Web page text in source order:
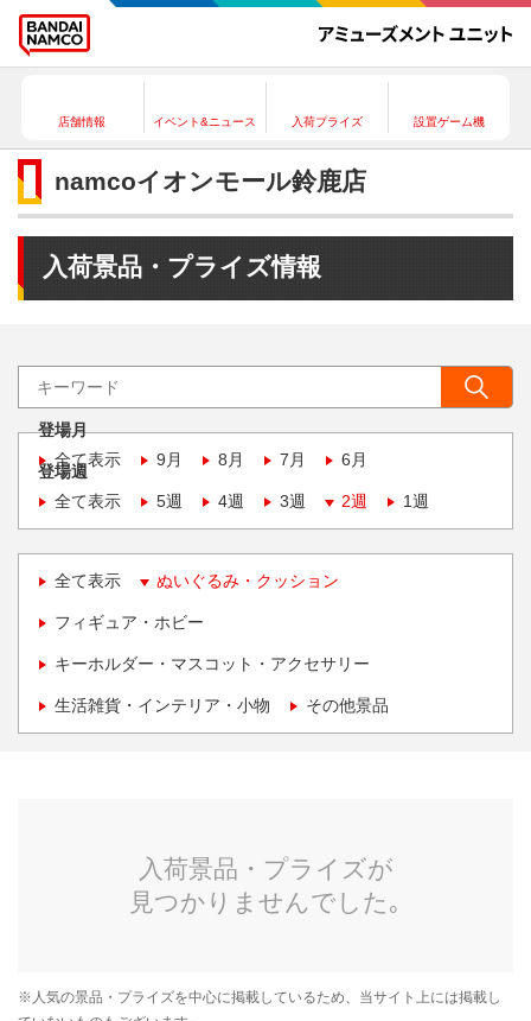
店舗情報 イベント&ニュース 入荷プライズ 設置ゲーム機
namcoイオンモール鈴鹿店
入荷景品・プライズ情報
登場月
全て表示
9月 8月 7月 6月
登場週
全て表示
5週 4週 3週 2週 1週
全て表示 ぬいぐるみ・クッション
フィギュア・ホビー
キーホルダー・マスコット・アクセサリー
生活雑貨・インテリア・小物 その他景品